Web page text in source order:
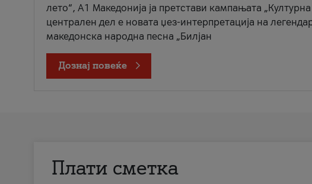
лето“, А1 Македонија ја претстави кампањата „Културна
централен дел е новата џез-интерпретација на
македонска народна песна „Билјан
Дознај повеќе
Плати сметка